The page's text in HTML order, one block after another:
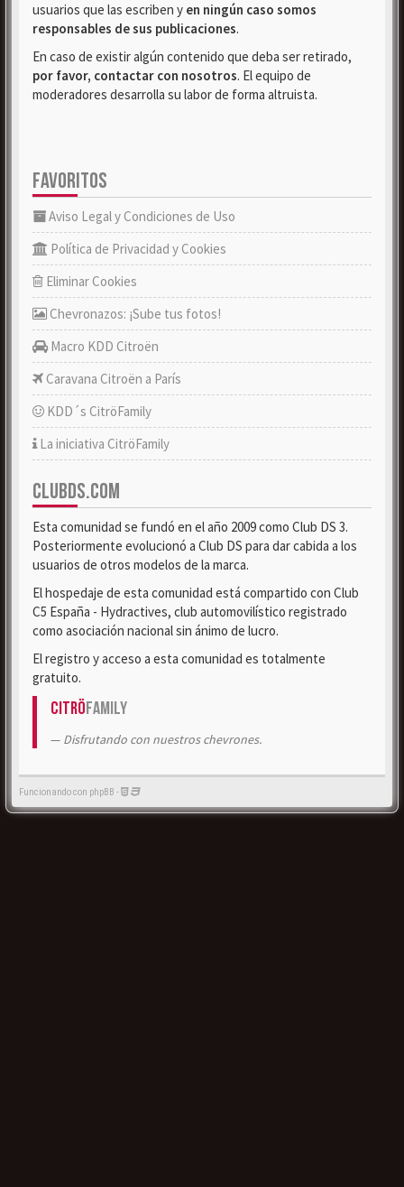
usuarios que las escriben y en ningún caso somos
responsables de sus publicaciones.
En caso de existir algún contenido que deba ser retirado,
por favor, contactar con nosotros. El equipo de
moderadores desarrolla su labor de forma altruista.
FAVORITOS
Aviso Legal y Condiciones de Uso
Política de Privacidad y Cookies
Eliminar Cookies
Chevronazos: ¡Sube tus fotos!
Macro KDD Citroën
Caravana Citroën a París
KDD´s CitröFamily
La iniciativa CitröFamily
CLUBDS.COM
Esta comunidad se fundó en el año 2009 como Club DS 3.
Posteriormente evolucionó a Club DS para dar cabida a los
usuarios de otros modelos de la marca.
El hospedaje de esta comunidad está compartido con Club
C5 España - Hydractives, club automovilístico registrado
como asociación nacional sin ánimo de lucro.
El registro y acceso a esta comunidad es totalmente
gratuito.
CitröFamily
Disfrutando con nuestros chevrones.
Funcionando con phpBB -